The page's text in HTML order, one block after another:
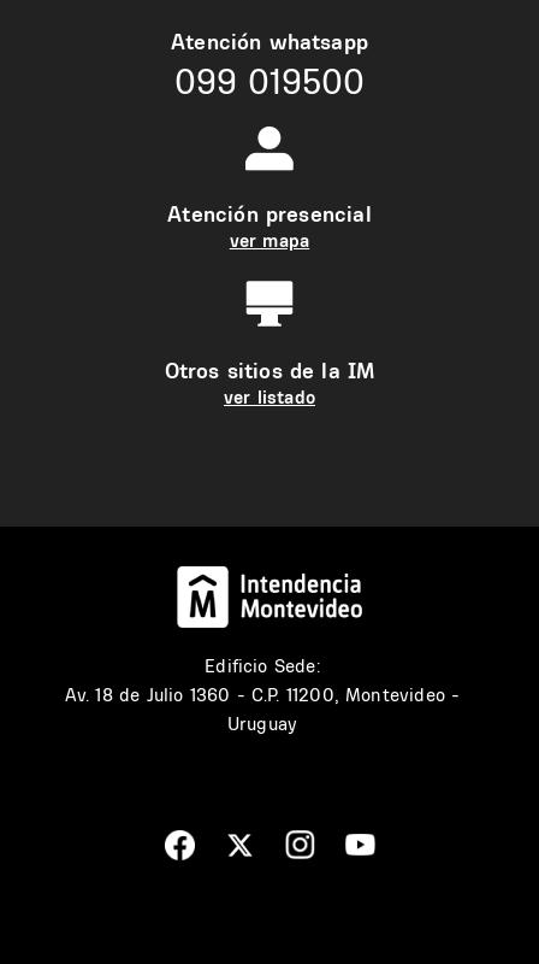
Atención whatsapp
099 019500
Atención presencial
ver mapa
Otros sitios de la IM
ver listado
Edificio Sede:
Av. 18 de Julio 1360 - C.P. 11200, Montevideo -
Uruguay